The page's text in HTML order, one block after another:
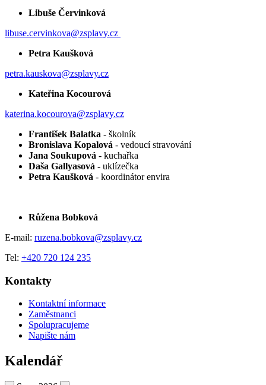
Libuše Červinková
libuse.cervinkova@zsplavy.cz
Petra Kaušková
petra.kauskova@zsplavy.cz
Kateřina Kocourová
katerina.kocourova@zsplavy.cz
František Balatka - školník
Bronislava Kopalová - vedoucí stravování
Jana Soukupová - kuchařka
Daša Gallyasová - uklízečka
Petra Kaušková - koordinátor envira
Růžena Bobková
E-mail: ruzena.bobkova@zsplavy.cz
Tel: +420 720 124 235
Kontakty
Kontaktní informace
Zaměstnanci
Spolupracujeme
Napište nám
Kalendář